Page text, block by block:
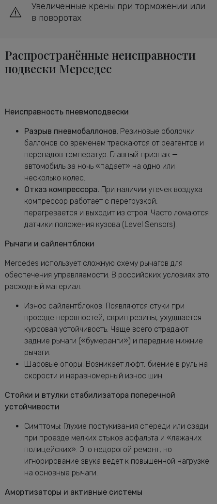
Увеличенные крены при торможении или
в поворотах
Распространённые неисправности
подвески Мерседес
Неисправность пневмоподвески
Разрыв пневмобаллонов . Резиновые оболочки
баллонов со временем трескаются от реагентов и
перепадов температур. Главный признак —
автомобиль за ночь «падает» на одно или
несколько колес.
Отказ компрессора. При наличии утечек воздуха
компрессор работает с перегрузкой,
перегревается и выходит из строя. Часто ломаются
датчики положения кузова (Level Sensors).
Рычаги и сайлентблоки
Mercedes использует сложную схему рычагов для
обеспечения управляемости. В российских условиях это
расходный материал.
Износ сайлентблоков. Появляются стуки при
проезде неровностей, скрип резины, ухудшается
курсовая устойчивость. Чаще всего страдают
задние рычаги («бумеранги») и передние нижние
рычаги.
Шаровые опоры. Возникает люфт, биение в руль на
скорости и неравномерный износ шин.
Стойки и втулки стабилизатора поперечной
устойчивости
Симптомы: Глухие постукивания спереди или сзади
при проезде мелких стыков асфальта и «лежачих
полицейских». Это недорогой ремонт, но
игнорирование звука ведет к повышенной нагрузке
на основные рычаги.
Амортизаторы и активные системы